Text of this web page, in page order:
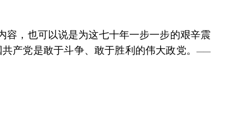
容，也可以说是为这七十年一步一步的艰辛震
产党是敢于斗争、敢于胜利的伟大政党。
——